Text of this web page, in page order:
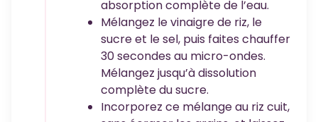
absorption complète de l’eau.
Mélangez le vinaigre de riz, le
sucre et le sel, puis faites chauffer
30 secondes au micro-ondes.
Mélangez jusqu’à dissolution
complète du sucre.
Incorporez ce mélange au riz cuit,